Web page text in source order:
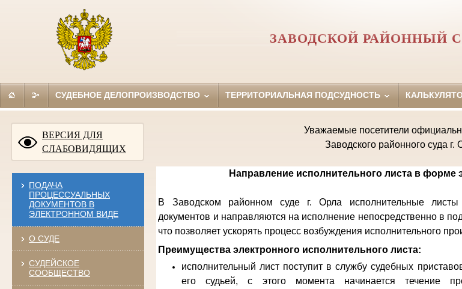
ЗАВОДСКОЙ РАЙОННЫЙ
СУДЕБНОЕ ДЕЛОПРОИЗВОДСТВО ТЕРРИТОРИАЛЬНАЯ ПОДСУДНОСТЬ
ВЕРСИЯ ДЛЯ
СЛАБОВИДЯЩИХ
ПОДАЧА
ПРОЦЕССУАЛЬНЫХ
ДОКУМЕНТОВ В
ЭЛЕКТРОННОМ ВИДЕ
О СУДЕ
СУДЕЙСКОЕ
СООБЩЕСТВО
Уважаемые посетители
Заводского районного суда г.
Направление исполнительного листа в форме
В Заводском районном суде г. Орла исполнительные листы
документов и направляются на исполнение непосредственно в
что позволяет ускорять процесс возбуждения исполнительного
Преимущества электронного исполнительного листа:
исполнительный лист поступит в службу судебных
его судьей, с этого момента начинается течение